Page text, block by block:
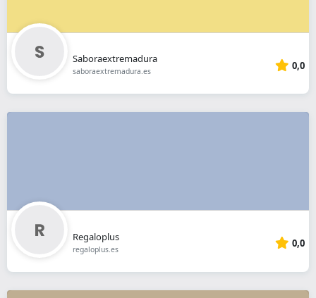
Saboraextremadura
saboraextremadura.es 0,0
Regaloplus
regaloplus.es 0,0